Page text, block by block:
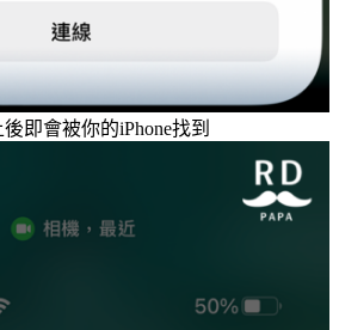
即會被你的iPhone找到